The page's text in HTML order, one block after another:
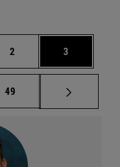
Página
2 Página
3
Use TAB para
Página
49